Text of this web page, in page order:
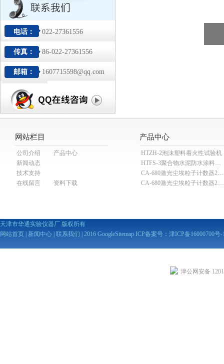
电话： 022-27361556
传真： 86-022-27361556
邮箱： 1607715598@qq.com
网站栏目
公司介绍
产品中心
新闻动态
技术支持
在线留言
资料下载
产品中心
HTZH-2泡沫塑料着火性试验机
HTFS-3聚合物水泥防水涂料分散机
CA-680激光尘埃粒子计数器28.3L
CA-680激光尘埃粒子
天津市华通实验仪器厂 版权所有
网站首页
新闻中心 联系我们 | 2016 GoogleSitemap ICP备案号： 津ICP备16000700号-
津公网安备